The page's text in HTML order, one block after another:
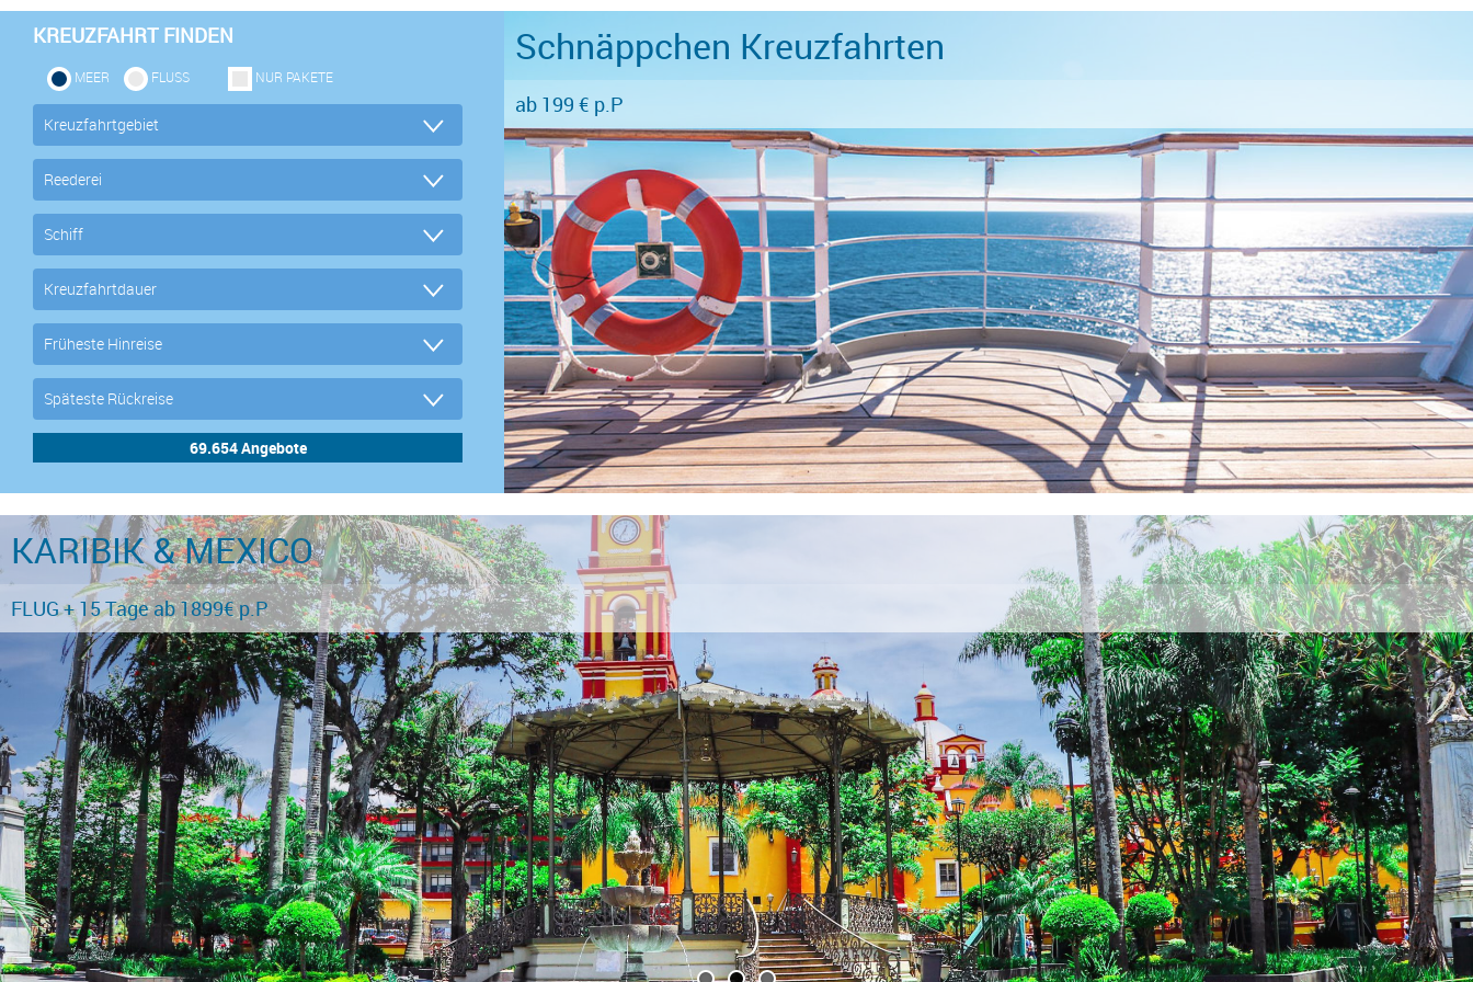
KREUZFAHRT FINDEN
MEER FLUSS NUR PAKETE
Schnäppchen Kreuzfahrten
ab 199 € p.P
KARIBIK & MEXICO
FLUG + 15 Tage ab 1899€ p.P